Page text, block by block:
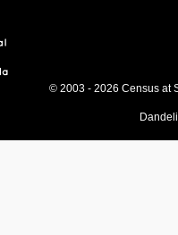
© 2003 - 2026 Census at